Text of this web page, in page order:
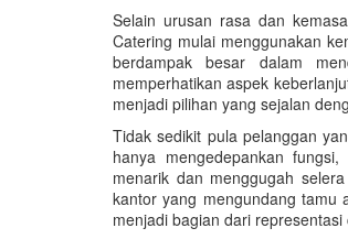
Selain urusan rasa dan
Catering mulai menggunakan
berdampak besar dalam
memperhatikan aspek
menjadi pilihan yang sejalan
Tidak sedikit pula pelanggan
hanya mengedepankan
menarik dan menggugah
kantor yang mengundang tamu
menjadi bagian dari